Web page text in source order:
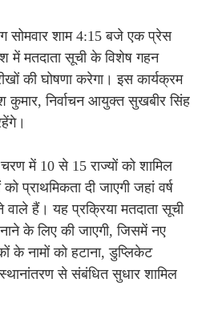
सोमवार शाम 4:15 बजे एक प्रेस
में मतदाता सूची के विशेष गहन
की घोषणा करेगा। इस कार्यक्रम
कुमार, निर्वाचन आयुक्त सुखबीर सिंह
में 10 से 15 राज्यों को शामिल
प्राथमिकता दी जाएगी जहां वर्ष
वाले हैं। यह प्रक्रिया मतदाता सूची
के लिए की जाएगी, जिसमें नए
के नामों को हटाना, डुप्लिकेट
से संबंधित सुधार शामिल